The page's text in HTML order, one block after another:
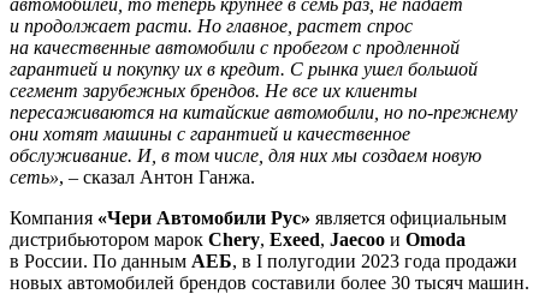
и продолжает расти. Но главное, растет спрос
на качественные автомоби­ли с пробегом с продленной
гарантией и покупку их в кредит. С рынка ушел большой
сегмент зарубежных брендов. Не все их клиенты
пересаживаются на китайские автомобили, но по-прежнему
они хотят машины с гарантией и каче­ственное
обслуживание. И, в том числе, для них мы создаем новую
сеть», – сказал Антон Ганжа.
Компания «Чери Автомобили Рус» является официальным
дистрибьютором марок Chery, Exeed, Jaecoo и Omoda
в России. По данным АЕБ, в I полугодии 2023 года продажи
новых автомобилей брендов составили более 30 тысяч машин.